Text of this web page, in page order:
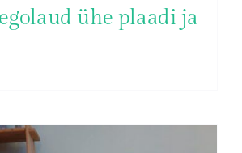
ühe plaadi ja